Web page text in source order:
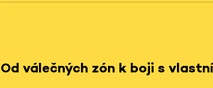
Od válečných zón k boji s